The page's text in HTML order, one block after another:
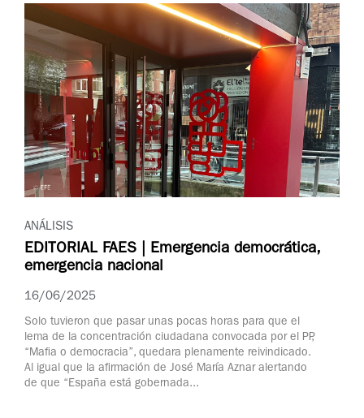
ANÁLISIS
EDITORIAL FAES | Emergencia democrática,
emergencia nacional
16/06/2025
Solo tuvieron que pasar unas pocas horas para que el
lema de la concentración ciudadana convocada por el PP,
“Mafia o democracia”, quedara plenamente reivindicado.
Al igual que la afirmación de José María Aznar alertando
de que “España está gobernada...